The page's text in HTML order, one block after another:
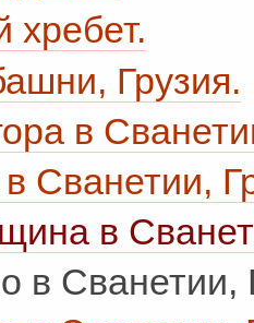
хребет.
Грузия.
в
Сванетии,
в
в Сванетии,